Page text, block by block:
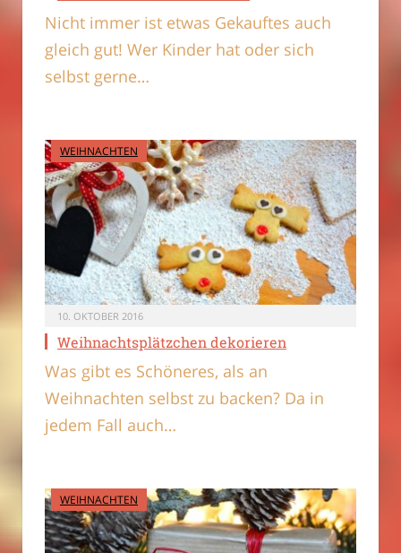
Nicht immer ist etwas Gekauftes auch
gleich gut! Wer Kinder hat oder sich
selbst gerne…
WEIHNACHTEN
10. OKTOBER 2016
Weihnachtsplätzchen dekorieren
Was gibt es Schöneres, als an
Weihnachten selbst zu backen? Da in
jedem Fall auch…
WEIHNACHTEN